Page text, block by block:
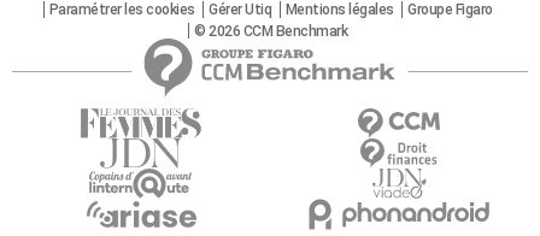
Paramétrer les cookies
Gérer Utiq Mentions légales
Groupe Figaro
© 2026 CCM Benchmark